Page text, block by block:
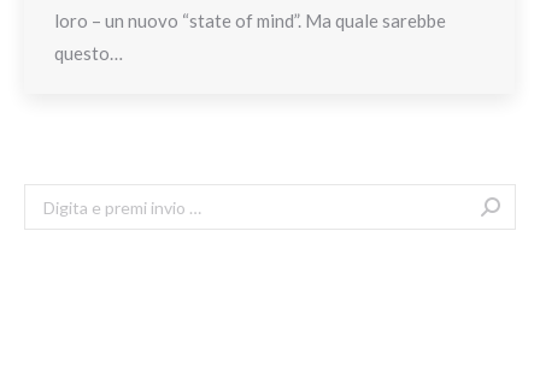
loro – un nuovo “state of mind”. Ma quale sarebbe
questo…
Search: